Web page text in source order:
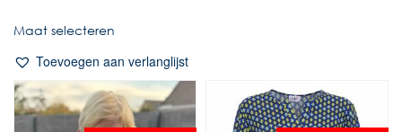
Maat selecteren
Toevoegen aan verlanglijst